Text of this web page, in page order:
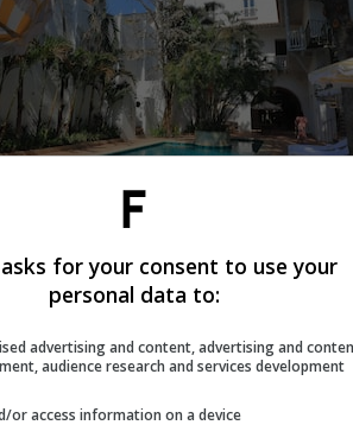
un paraíso en el corazón
asks for your consent to use your
personal data to:
advertising and content, advertising and
audience research and services development
or access information on a device